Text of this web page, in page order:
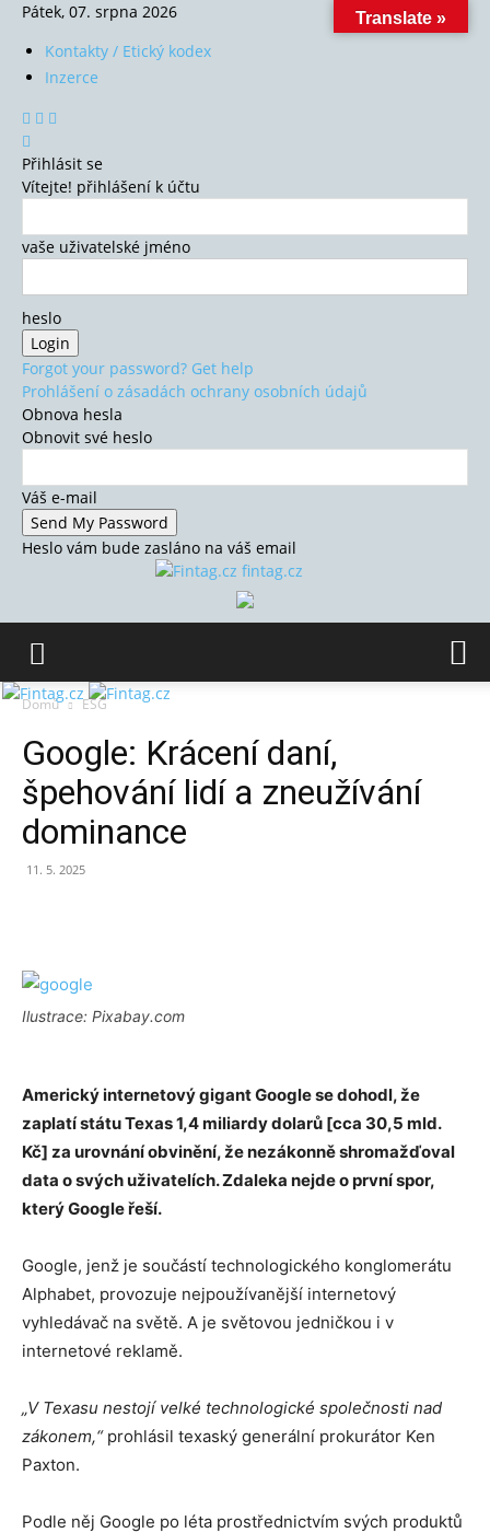
Pátek, 07. srpna 2026
Kontakty / Etický kodex
Inzerce
Přihlásit se
Vítejte! přihlášení k účtu
vaše uživatelské jméno
heslo
Forgot your password? Get help
Prohlášení o zásadách ochrany osobních údajů
Obnova hesla
Obnovit své heslo
Váš e-mail
Heslo vám bude zasláno na váš email
fintag.cz
Domů ESG
Google: Krácení daní,
špehování lidí a zneužívání
dominance
11. 5. 2025
Ilustrace: Pixabay.com
Americký internetový gigant Google se dohodl, že
zaplatí státu Texas 1,4 miliardy dolarů [cca 30,5 mld.
Kč] za urovnání obvinění, že nezákonně shromažďoval
data o svých uživatelích. Zdaleka nejde o první spor,
který Google řeší.
Google, jenž je součástí technologického konglomerátu
Alphabet, provozuje nejpoužívanější internetový
vyhledávač na světě. A je světovou jedničkou i v
internetové reklamě.
„V Texasu nestojí velké technologické společnosti nad
zákonem,“prohlásil texaský generální prokurátor Ken
Paxton.
Podle něj Google po léta prostřednictvím svých produktů
Translate »